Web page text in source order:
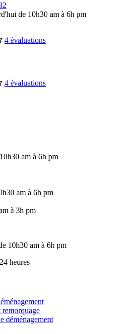
de 10h30 am à 6h pm
4 évaluations
4 évaluations
am à 6h pm
am à 6h pm
à 3h pm
10h30 am à 6h pm
heures
remorquage
déménagement